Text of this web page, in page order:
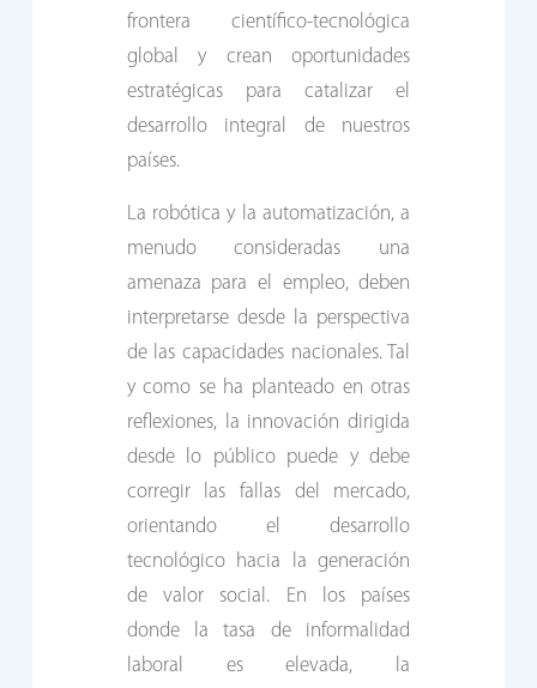
frontera científico-tecnológica
global y crean oportunidades
estratégicas para catalizar el
desarrollo integral de nuestros
países.
La robótica y la automatización, a
menudo consideradas una
amenaza para el empleo, deben
interpretarse desde la perspectiva
de las capacidades nacionales. Tal
y como se ha planteado en otras
reflexiones, la innovación dirigida
desde lo público puede y debe
corregir las fallas del mercado,
orientando el desarrollo
tecnológico hacia la generación
de valor social. En los países
donde la tasa de informalidad
laboral es elevada, la